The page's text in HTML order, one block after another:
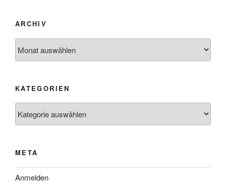
ARCHIV
KATEGORIEN
META
Anmelden